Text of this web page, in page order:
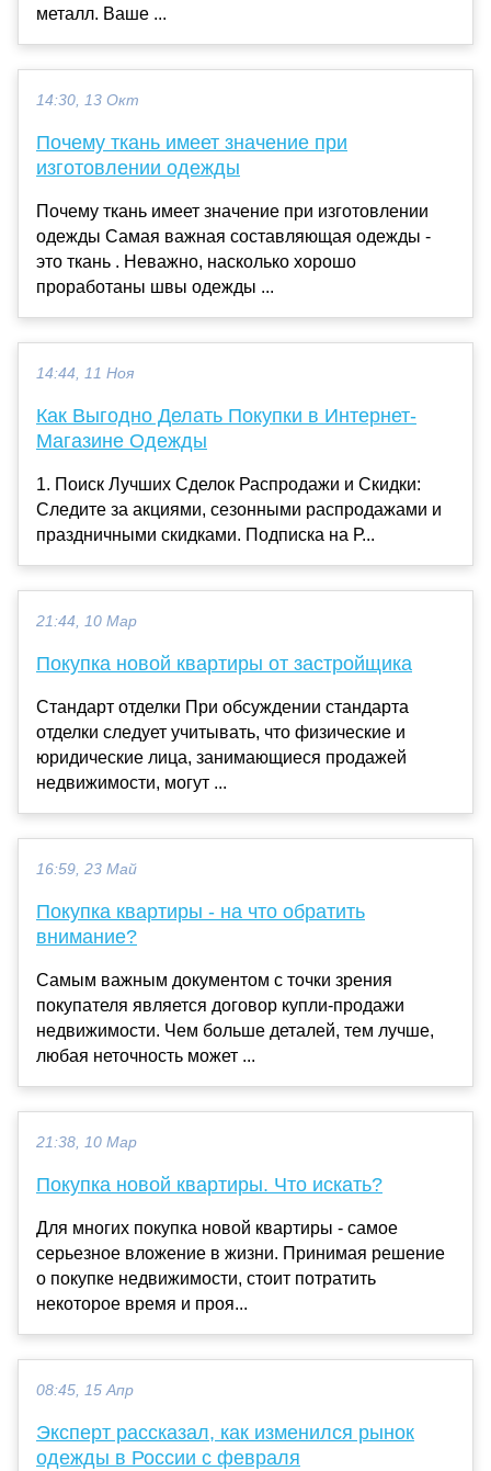
металл. Ваше ...
14:30, 13 Окт
Почему ткань имеет значение при
изготовлении одежды
Почему ткань имеет значение при изготовлении
одежды Самая важная составляющая одежды -
это ткань . Неважно, насколько хорошо
проработаны швы одежды ...
14:44, 11 Ноя
Как Выгодно Делать Покупки в Интернет-
Магазине Одежды
1. Поиск Лучших Сделок Распродажи и Скидки:
Следите за акциями, сезонными распродажами и
праздничными скидками. Подписка на Р...
21:44, 10 Мар
Покупка новой квартиры от застройщика
Стандарт отделки При обсуждении стандарта
отделки следует учитывать, что физические и
юридические лица, занимающиеся продажей
недвижимости, могут ...
16:59, 23 Май
Покупка квартиры - на что обратить
внимание?
Самым важным документом с точки зрения
покупателя является договор купли-продажи
недвижимости. Чем больше деталей, тем лучше,
любая неточность может ...
21:38, 10 Мар
Покупка новой квартиры. Что искать?
Для многих покупка новой квартиры - самое
серьезное вложение в жизни. Принимая решение
о покупке недвижимости, стоит потратить
некоторое время и проя...
08:45, 15 Апр
Эксперт рассказал, как изменился рынок
одежды в России с февраля